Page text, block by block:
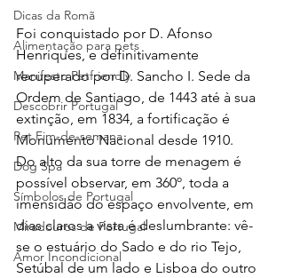
Dicas da Romã
Alimentação para pets
Manifesto Petfriendly
Descobrir Portugal
Pet Fim-de-semana
Dog Spa
Símbolos de Portugal
Miradouros de Portugal
Amor Incondicional
Foi conquistado por D. Afonso
Henriques, e definitivamente
recuperado por D. Sancho I. Sede da
Ordem de Santiago, de 1443 até à sua
extinção, em 1834, a fortificação é
Monumento Nacional desde 1910.
Do alto da sua torre de menagem é
possível observar, em 360º, toda a
imensidão do espaço envolvente, em
dias claros a vista é deslumbrante: vê-
se o estuário do Sado e do rio Tejo,
Setúbal de um lado e Lisboa do outro